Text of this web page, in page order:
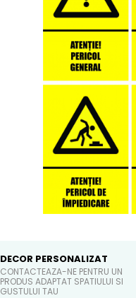
DECOR PERSONALIZAT
CONTACTEAZA-NE PENTRU UN
PRODUS ADAPTAT SPATIULUI SI
GUSTULUI TAU